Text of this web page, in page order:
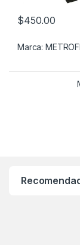
$450.00
Este producto
Marca: